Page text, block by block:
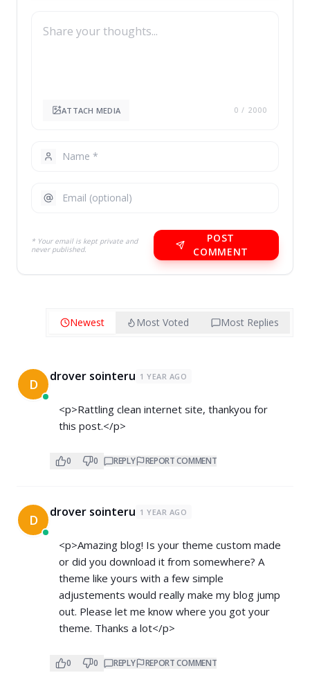
ATTACH MEDIA 0 / 2000
* Your email is kept private and
never published.
POST
COMMENT
Newest Most Voted Most Replies
D drover sointeru 1 YEAR AGO
<p>Rattling clean internet site, thankyou for
this post.</p>
0 0 REPLY REPORT COMMENT
D drover sointeru 1 YEAR AGO
<p>Amazing blog! Is your theme custom made
or did you download it from somewhere? A
theme like yours with a few simple
adjustements would really make my blog jump
out. Please let me know where you got your
theme. Thanks a lot</p>
0 0 REPLY REPORT COMMENT